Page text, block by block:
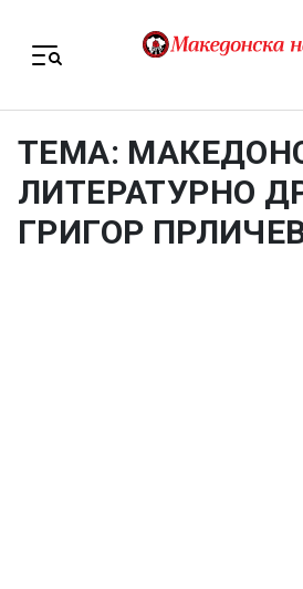
ТЕМА:
ЛИТЕРАТУРНО
ГРИГОР